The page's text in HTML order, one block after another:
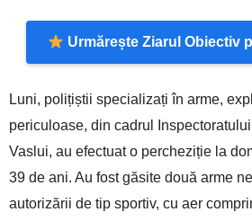
Urmărește Ziarul Obiectiv
Luni, polițiștii specializați în arme,
periculoase, din cadrul
Vaslui, au efectuat o percheziție la
39 de ani. Au fost găsite două arme
autorizării de tip sportiv, cu aer